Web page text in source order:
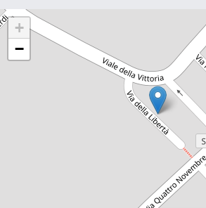
+
−